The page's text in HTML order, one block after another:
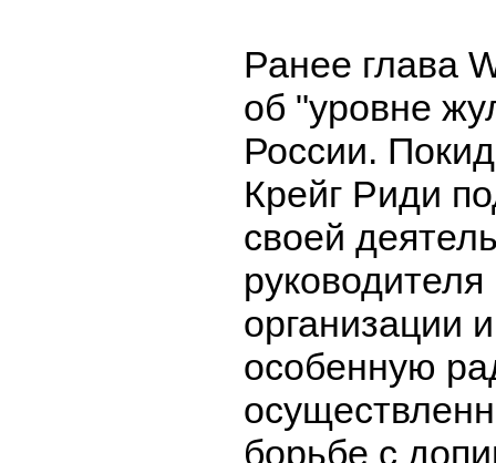
Ранее глава
об "уровне
России.
Крейг Риди
своей
организации
особенную
борьбе с